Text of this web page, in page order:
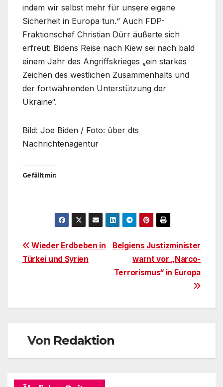
indem wir selbst mehr für unsere eigene
Sicherheit in Europa tun.“ Auch FDP-
Fraktionschef Christian Dürr äußerte sich
erfreut: Bidens Reise nach Kiew sei nach bald
einem Jahr des Angriffskrieges „ein starkes
Zeichen des westlichen Zusammenhalts und
der fortwährenden Unterstützung der
Ukraine“.
Bild: Joe Biden / Foto: über dts
Nachrichtenagentur
Gefällt mir:
Beitragsnavigation
Belgiens Justizminister
warnt vor „Narco-
Terrorismus“ in Europa
Wieder Erdbeben in
Türkei und Syrien
Von Redaktion